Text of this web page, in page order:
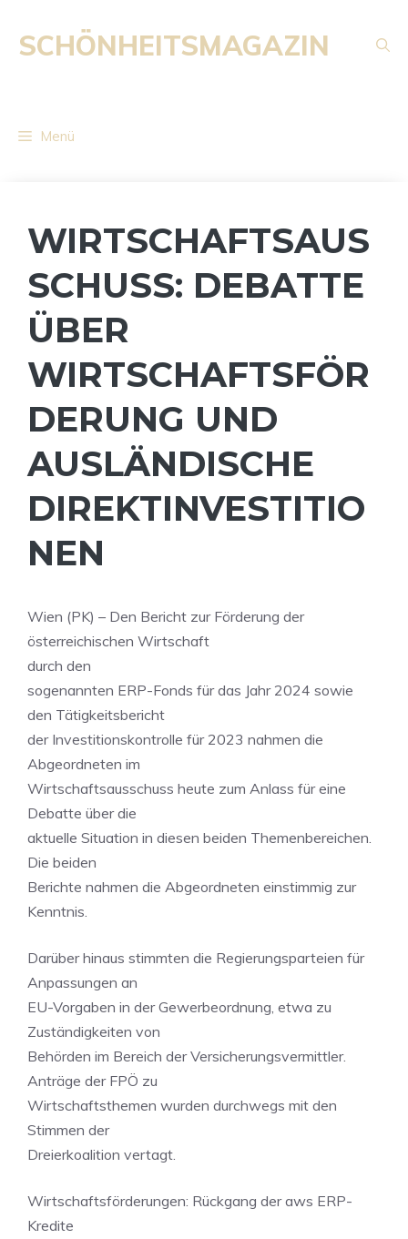
Inhalt
springen
SCHÖNHEITSMAGAZIN
Menü
WIRTSCHAFTSAUS
SCHUSS: DEBATTE
ÜBER
WIRTSCHAFTSFÖR
DERUNG UND
AUSLÄNDISCHE
DIREKTINVESTITIO
NEN
Wien (PK) – Den Bericht zur Förderung der
österreichischen Wirtschaft
durch den
sogenannten ERP-Fonds für das Jahr 2024 sowie
den Tätigkeitsbericht
der Investitionskontrolle für 2023 nahmen die
Abgeordneten im
Wirtschaftsausschuss heute zum Anlass für eine
Debatte über die
aktuelle Situation in diesen beiden Themenbereichen.
Die beiden
Berichte nahmen die Abgeordneten einstimmig zur
Kenntnis.
Darüber hinaus stimmten die Regierungsparteien für
Anpassungen an
EU-Vorgaben in der Gewerbeordnung, etwa zu
Zuständigkeiten von
Behörden im Bereich der Versicherungsvermittler.
Anträge der FPÖ zu
Wirtschaftsthemen wurden durchwegs mit den
Stimmen der
Dreierkoalition vertagt.
Wirtschaftsförderungen: Rückgang der aws ERP-
Kredite